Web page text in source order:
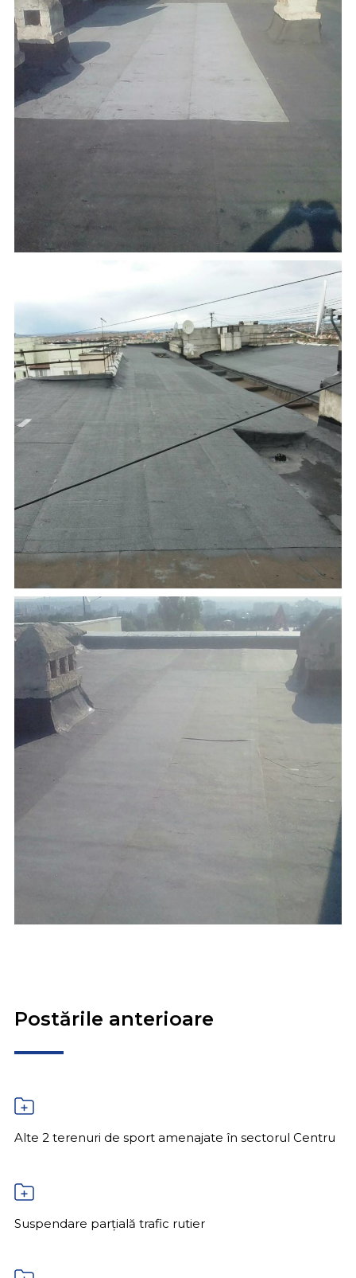
Postările anterioare
Alte 2 terenuri de sport amenajate în sectorul Centru
Suspendare parțială trafic rutier